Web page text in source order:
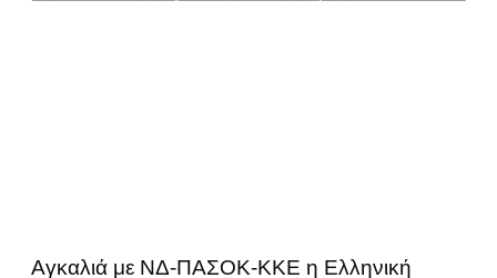
Αγκαλιά με ΝΔ-ΠΑΣΟΚ-ΚΚΕ η Ελληνική